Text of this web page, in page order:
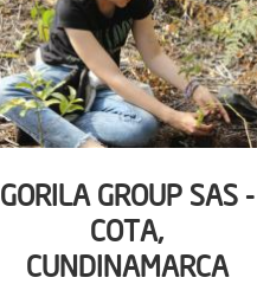
GORILA GROUP SAS -
COTA,
CUNDINAMARCA